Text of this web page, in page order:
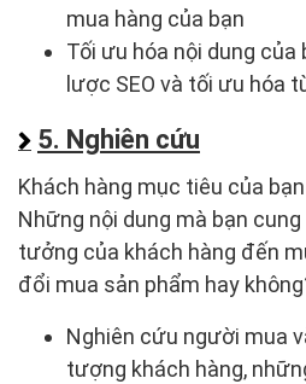
mua hàng của bạn
Tối ưu hóa nội dung của
lược SEO và tối ưu hóa
5. Nghiên cứu
Khách hàng mục tiêu của
Những nội dung mà bạn
tưởng của khách hàng đến
đổi mua sản phẩm hay
Nghiên cứu người mua
tượng khách hàng,